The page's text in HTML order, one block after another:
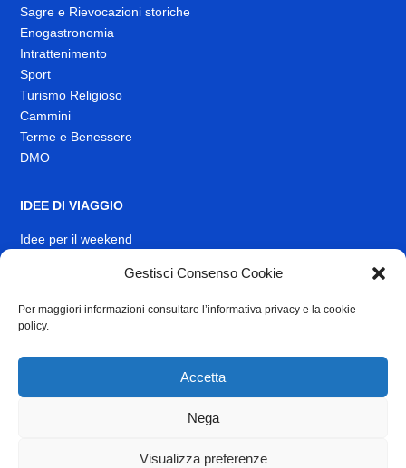
Gestisci Consenso Cookie
Per maggiori informazioni consultare l’informativa privacy e la cookie
policy.
Accetta
Nega
Visualizza preferenze
Sagre e Rievocazioni storiche
Enogastronomia
Intrattenimento
Sport
Turismo Religioso
Cammini
Terme e Benessere
DMO
IDEE DI VIAGGIO
Idee per il weekend
INFO
News
Link Utili